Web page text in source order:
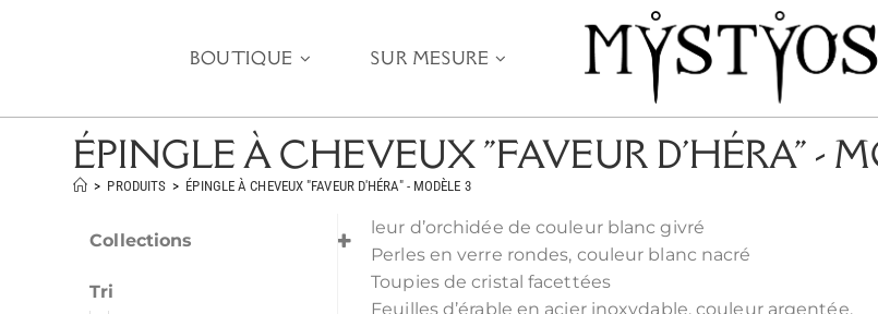
BOUTIQUE SUR MESURE
ÉPINGLE À CHEVEUX "FAVEUR D'HÉRA" -
> PRODUITS > ÉPINGLE À CHEVEUX "FAVEUR D'HÉRA" - MODÈLE 3
Collections
Tri
leur d’orchidée de couleur blanc givré
Perles en verre rondes, couleur blanc nacré
Toupies de cristal facettées
Feuilles d’érable en acier inoxydable, couleur argentée.